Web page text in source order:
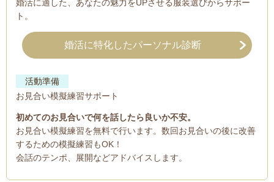
婚活に適した、あなたの魅力をUPさせる服装選びからサポー
ト。
婚活に特化したパーソナル診断
活動準備
お見合い模擬練習サポート
初めてのお見合いで何を話したら良いか不安。
お見合い模擬練習を無料で行います。数回お見合いの後に改善
するための模擬練習もOK！
会話のテンポ、展開などアドバイスします。